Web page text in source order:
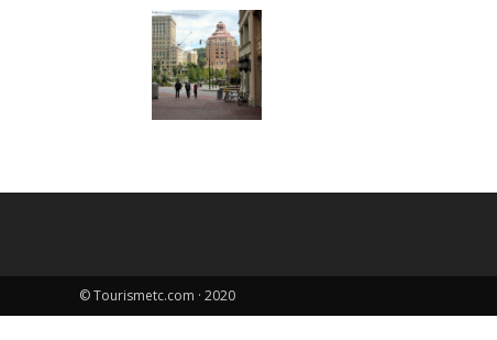
© Tourismetc.com · 2020